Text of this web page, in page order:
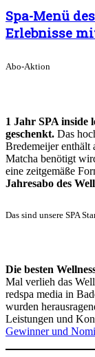
Spa-Menü
Erlebnisse
Abo-Aktion
1 Jahr SPA inside
geschenkt. Das
Bredemeijer enthält
Matcha benötigt
eine zeitgemäße
Jahresabo des
Das sind unsere SPA
Die besten
Mal verlieh das
redspa media in
wurden
Leistungen und
Gewinner und